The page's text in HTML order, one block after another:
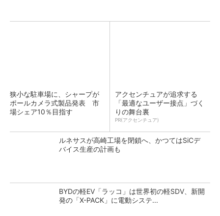
狭小な駐車場に、シャープが
ポールカメラ式製品発表 市
場シェア10％目指す
アクセンチュアが追求する
「最適なユーザー接点」づく
りの舞台裏
PR(アクセンチュア)
ルネサスが高崎工場を閉鎖へ、かつてはSiCデ
バイス生産の計画も
BYDの軽EV「ラッコ」は世界初の軽SDV、新開
発の「X-PACK」に電動システ...